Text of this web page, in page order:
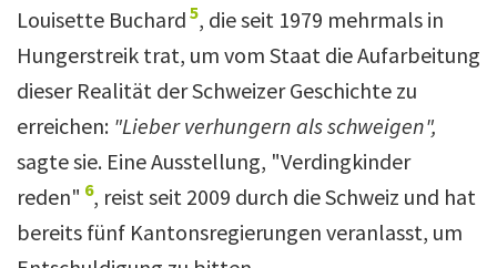
Louisette Buchard 5, die seit 1979 mehrmals in
Hungerstreik trat, um vom Staat die Aufarbeitung
dieser Realität der Schweizer Geschichte zu
erreichen: "Lieber verhungern als schweigen",
sagte sie. Eine Ausstellung, "Verdingkinder
reden" 6, reist seit 2009 durch die Schweiz und hat
bereits fünf Kantonsregierungen veranlasst, um